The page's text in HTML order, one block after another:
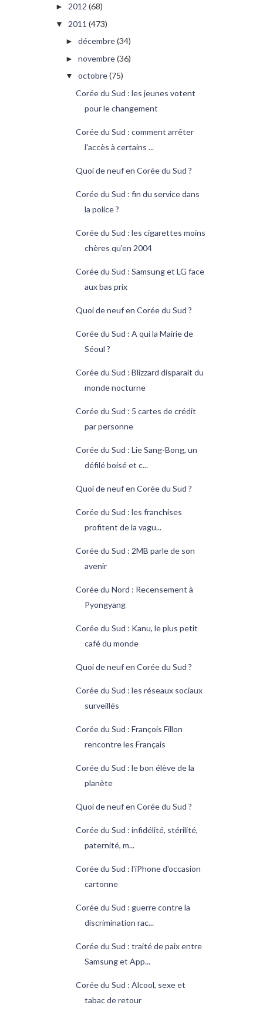
► 2012 (68)
▼ 2011 (473)
► décembre(34)
► novembre(36)
▼ octobre(75)
Corée du Sud : les jeunes votent
pour le changement
Corée du Sud : comment arrêter
l'accès à certains ...
Quoi de neuf en Corée du Sud ?
Corée du Sud : fin du service dans
la police ?
Corée du Sud : les cigarettes moins
chères qu'en 2004
Corée du Sud : Samsung et LG face
aux bas prix
Quoi de neuf en Corée du Sud ?
Corée du Sud : A qui la Mairie de
Séoul ?
Corée du Sud : Blizzard disparait du
monde nocturne
Corée du Sud : 5 cartes de crédit
par personne
Corée du Sud : Lie Sang-Bong, un
défilé boisé et c...
Quoi de neuf en Corée du Sud ?
Corée du Sud : les franchises
profitent de la vagu...
Corée du Sud : 2MB parle de son
avenir
Corée du Nord : Recensement à
Pyongyang
Corée du Sud : Kanu, le plus petit
café du monde
Quoi de neuf en Corée du Sud ?
Corée du Sud : les réseaux sociaux
surveillés
Corée du Sud : François Fillon
rencontre les Français
Corée du Sud : le bon élève de la
planète
Quoi de neuf en Corée du Sud ?
Corée du Sud : infidélité, stérilité,
paternité, m...
Corée du Sud : l'iPhone d'occasion
cartonne
Corée du Sud : guerre contre la
discrimination rac...
Corée du Sud : traité de paix entre
Samsung et App...
Corée du Sud : Alcool, sexe et
tabac de retour